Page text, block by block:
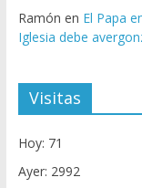
Ramón en El Papa
Iglesia debe
Visitas
Hoy: 71
Ayer: 2992